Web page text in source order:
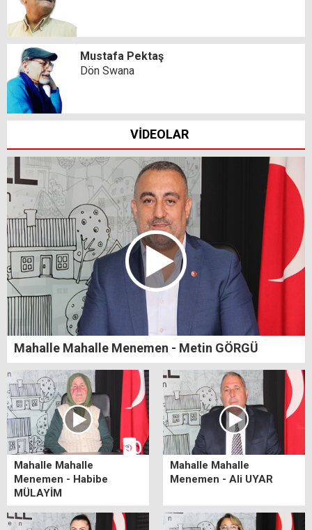
Mustafa Pektaş
Dön Swana
VİDEOLAR
Mahalle Mahalle Menemen - Metin GÖRGÜ
Mahalle Mahalle
Menemen - Habibe
MÜLAYİM
Mahalle Mahalle
Menemen - Ali UYAR